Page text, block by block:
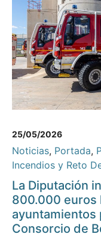
25/05/2026
Noticias, Portada,
Incendios y Reto
La Diputación
800.000 euros
ayuntamientos
Consorcio de